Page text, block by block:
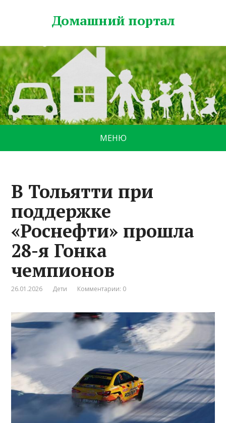
Домашний портал
МЕНЮ
В Тольятти при
поддержке
«Роснефти» прошла
28-я Гонка
чемпионов
26.01.2026 Дети Комментарии: 0